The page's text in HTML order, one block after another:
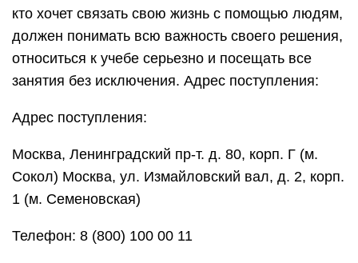
кто хочет связать свою жизнь с помощью людям,
должен понимать всю важность своего решения,
относиться к учебе серьезно и посещать все
занятия без исключения. Адрес поступления:
Адрес поступления:
Москва, Ленинградский пр-т. д. 80, корп. Г (м.
Сокол) Москва, ул. Измайловский вал, д. 2, корп.
1 (м. Семеновская)
Телефон: 8 (800) 100 00 11